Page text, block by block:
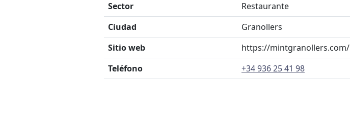
Sector
Restaurante
Ciudad
Granollers
Sitio web
https://mintgranollers.com/
Teléfono
+34 936 25 41 98